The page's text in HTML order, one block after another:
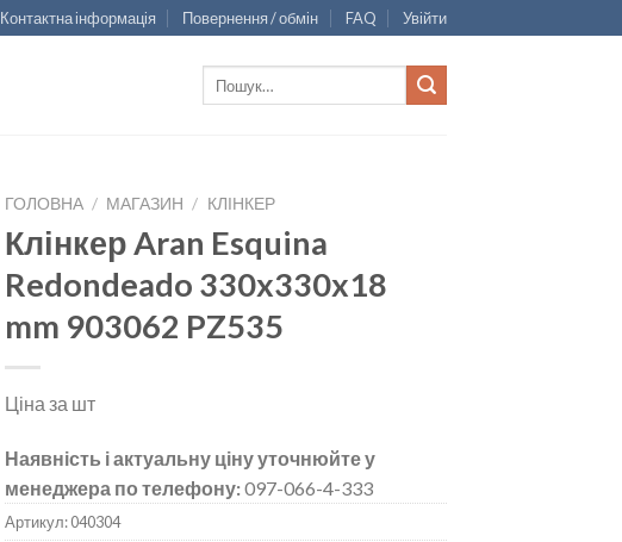
Контактна інформація Повернення / обмін FAQ Увійти
ГОЛОВНА / МАГАЗИН / КЛІНКЕР
Клінкер Aran Esquina
Redondeado 330x330x18
mm 903062 PZ535
Ціна за шт
Наявність і актуальну ціну уточнюйте у
менеджера по телефону:097-066-4-333
Артикул:040304